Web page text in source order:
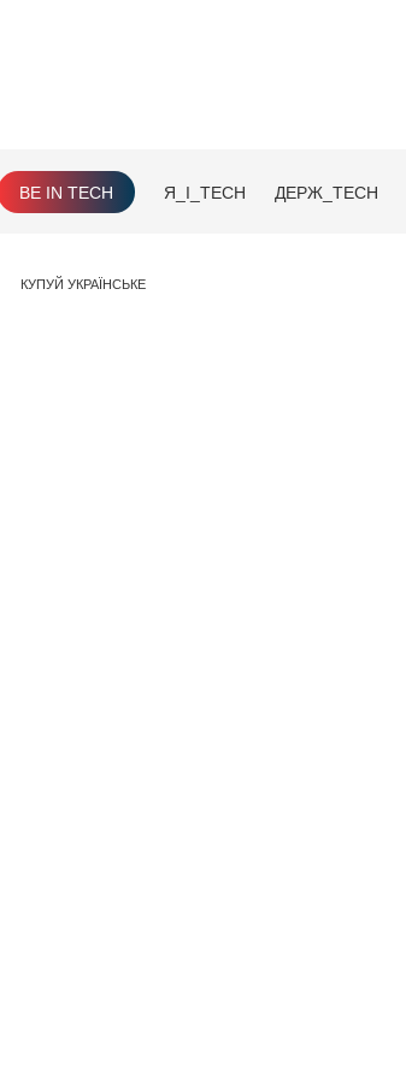
BE IN TECH Я_І_TECH ДЕРЖ_TECH
КУПУЙ УКРАЇНСЬКЕ